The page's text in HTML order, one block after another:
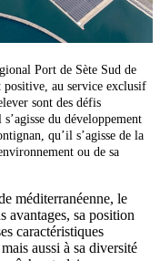
Port de Sète Sud de
au service exclusif
sont des défis
du développement
qu’il s’agisse de la
ou de sa
méditerranéenne, le
avantages, sa position
caractéristiques
aussi à sa diversité